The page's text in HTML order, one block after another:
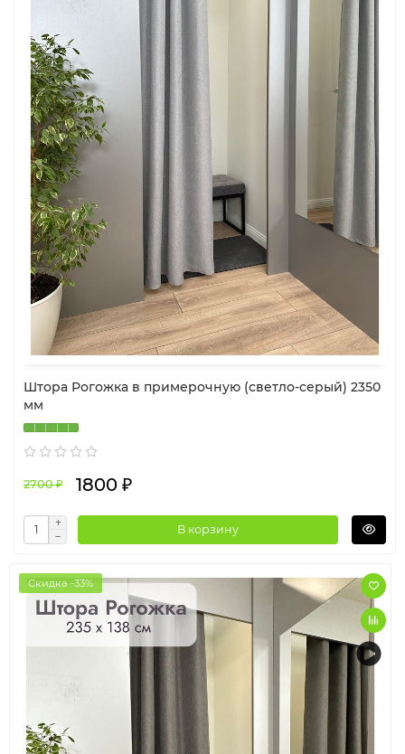
Штора Рогожка в примерочную (светло-серый) 2350
мм
2700 ₽ 1800 ₽
В корзину
Скидка -33%